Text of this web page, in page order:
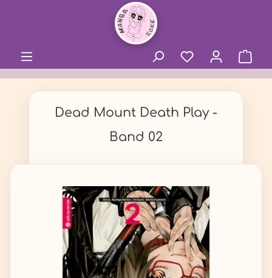
Dead Mount Death Play -
Band 02
Bildergalerie überspringen